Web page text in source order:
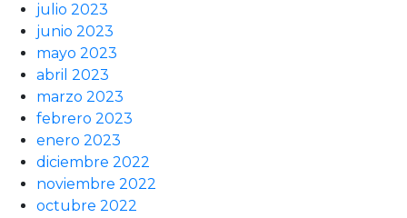
julio 2023
junio 2023
mayo 2023
abril 2023
marzo 2023
febrero 2023
enero 2023
diciembre 2022
noviembre 2022
octubre 2022